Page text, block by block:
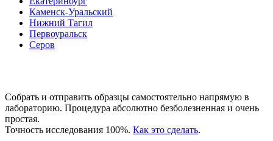
Каменск-Уральский
Нижний Тагил
Первоуральск
Серов
Собрать и отправить образцы самостоятельно напрямую в
лабораторию. Процедура абсолютно безболезненная и очень
простая.
Точность исследования 100%. Как это сделать.